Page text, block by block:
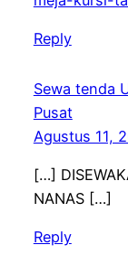
Reply
Sewa tenda
Pusat
Agustus 11,
[…]
NANAS […]
Reply